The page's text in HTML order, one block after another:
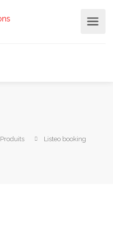
Produits
Listeo booking